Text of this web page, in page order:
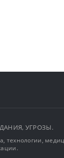
УГРОЗЫ.
технологии,